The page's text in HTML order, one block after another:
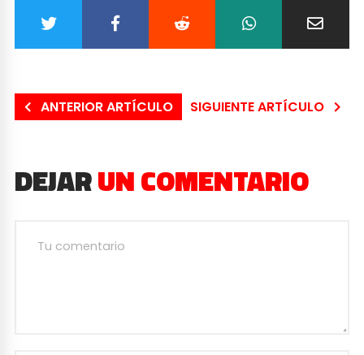
ANTERIOR ARTÍCULO SIGUIENTE ARTÍCULO
DEJARUN COMENTARIO